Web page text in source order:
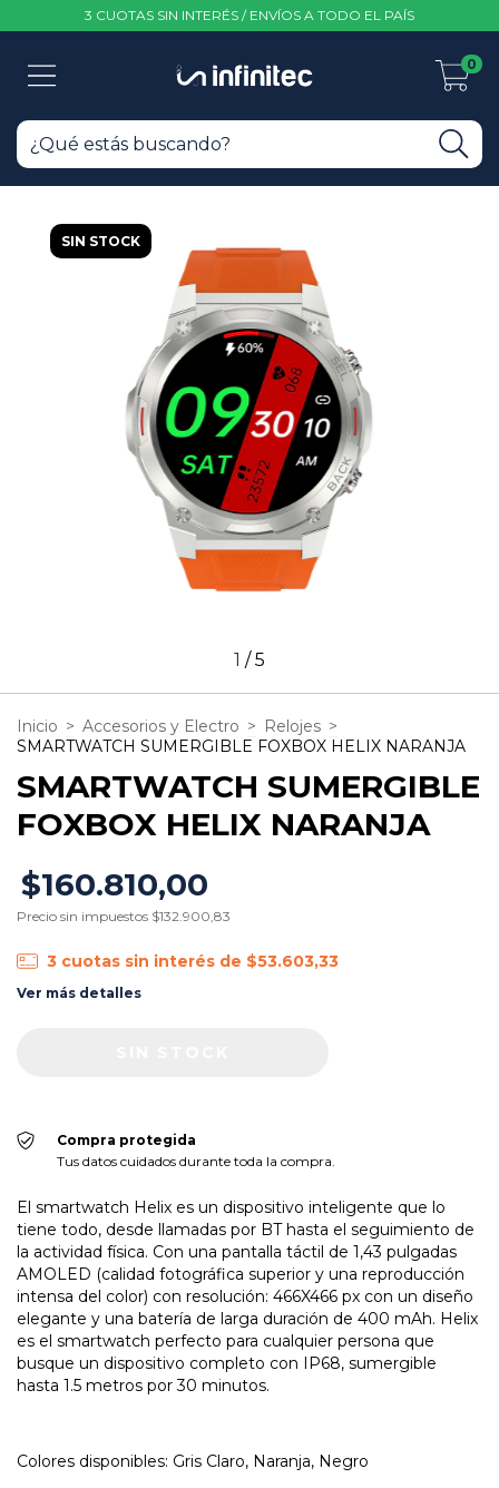
3 CUOTAS SIN INTERÉS / ENVÍOS A TODO EL PAÍS
0
SIN STOCK
1 /5
Inicio > Accesorios y Electro > Relojes >
SMARTWATCH SUMERGIBLE FOXBOX HELIX NARANJA
SMARTWATCH SUMERGIBLE
FOXBOX HELIX NARANJA
$160.810,00
Precio sin impuestos $132.900,83
3 cuotas sin interés de $53.603,33
Ver más detalles
Compra protegida
Tus datos cuidados durante toda la compra.
El smartwatch Helix es un dispositivo inteligente que lo
tiene todo, desde llamadas por BT hasta el seguimiento de
la actividad física. Con una pantalla táctil de 1,43 pulgadas
AMOLED (calidad fotográfica superior y una reproducción
intensa del color) con resolución: 466X466 px con un diseño
elegante y una batería de larga duración de 400 mAh. Helix
es el smartwatch perfecto para cualquier persona que
busque un dispositivo completo con IP68, sumergible
hasta 1.5 metros por 30 minutos.
Colores disponibles: Gris Claro, Naranja, Negro